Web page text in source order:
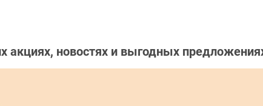
есть всё и даже больше
акциях, новостях и выгодных